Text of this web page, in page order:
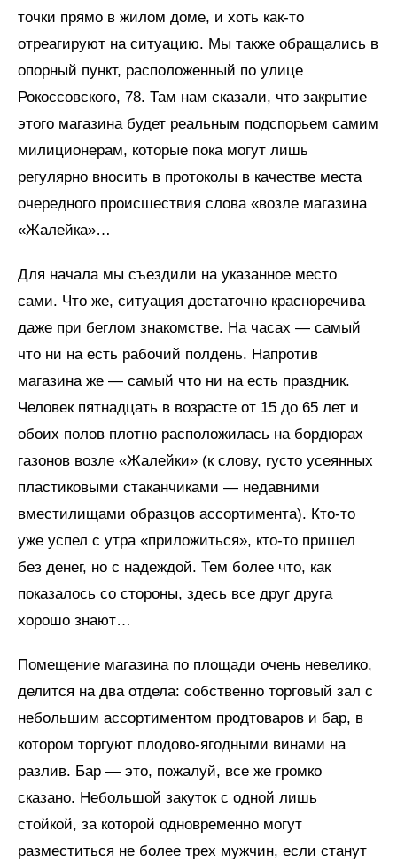
точки прямо в жилом доме, и хоть как-то
отреагируют на ситуацию. Мы также обращались в
опорный пункт, расположенный по улице
Рокоссовского, 78. Там нам сказали, что закрытие
этого магазина будет реальным подспорьем самим
милиционерам, которые пока могут лишь
регулярно вносить в протоколы в качестве места
очередного происшествия слова «возле магазина
«Жалейка»…
Для начала мы съездили на указанное место
сами. Что же, ситуация достаточно красноречива
даже при беглом знакомстве. На часах — самый
что ни на есть рабочий полдень. Напротив
магазина же — самый что ни на есть праздник.
Человек пятнадцать в возрасте от 15 до 65 лет и
обоих полов плотно расположилась на бордюрах
газонов возле «Жалейки» (к слову, густо усеянных
пластиковыми стаканчиками — недавними
вместилищами образцов ассортимента). Кто-то
уже успел с утра «приложиться», кто-то пришел
без денег, но с надеждой. Тем более что, как
показалось со стороны, здесь все друг друга
хорошо знают…
Помещение магазина по площади очень невелико,
делится на два отдела: собственно торговый зал с
небольшим ассортиментом продтоваров и бар, в
котором торгуют плодово-ягодными винами на
разлив. Бар — это, пожалуй, все же громко
сказано. Небольшой закуток с одной лишь
стойкой, за которой одновременно могут
разместиться не более трех мужчин, если станут